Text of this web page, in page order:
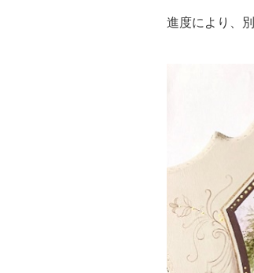
進度により、